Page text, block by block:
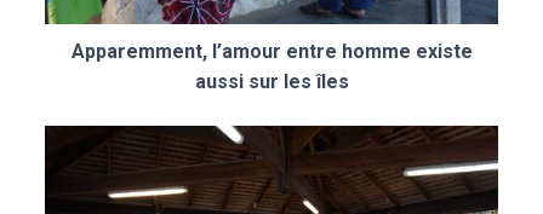
Apparemment, l’amour entre homme existe
aussi sur les îles